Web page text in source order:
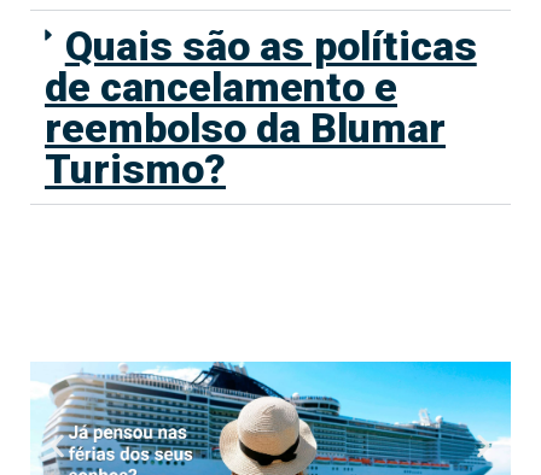
Quais são as políticas
de cancelamento e
reembolso da Blumar
Turismo?